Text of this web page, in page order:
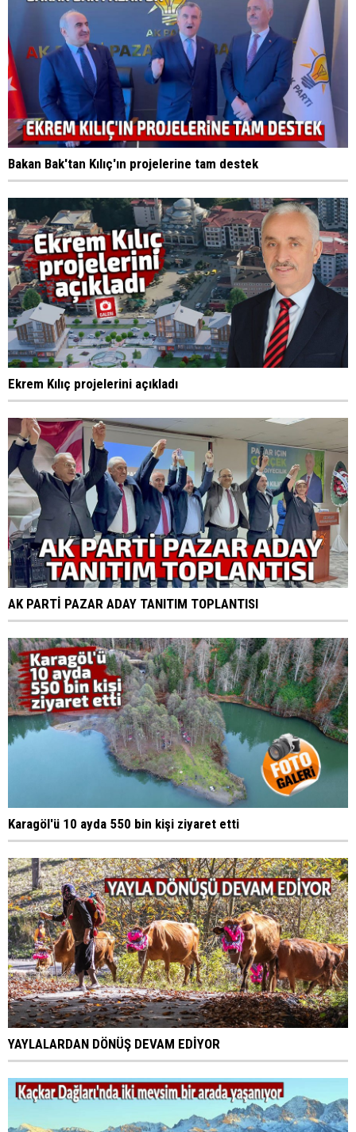
Bakan Bak'tan Kılıç'ın projelerine tam destek
Ekrem Kılıç projelerini açıkladı
AK PARTİ PAZAR ADAY TANITIM TOPLANTISI
Karagöl'ü 10 ayda 550 bin kişi ziyaret etti
YAYLALARDAN DÖNÜŞ DEVAM EDİYOR